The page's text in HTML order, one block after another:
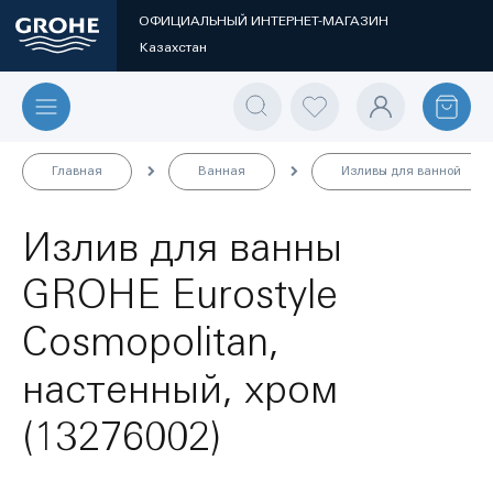
ОФИЦИАЛЬНЫЙ ИНТЕРНЕТ-МАГАЗИН
Казахстан
Главная Ванная Изливы для ванной
Излив для ванны
GROHE Eurostyle
Cosmopolitan,
настенный, хром
(13276002)